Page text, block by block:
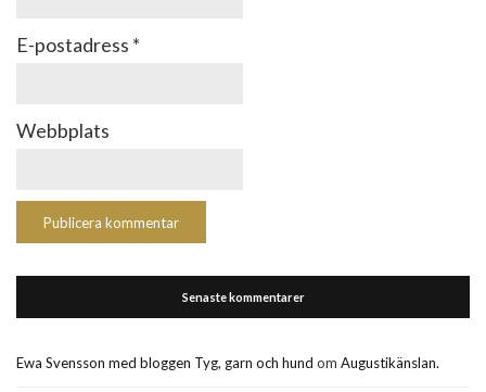
E-postadress *
Webbplats
Senaste kommentarer
Ewa Svensson med bloggen Tyg, garn och hund om Augustikänslan.